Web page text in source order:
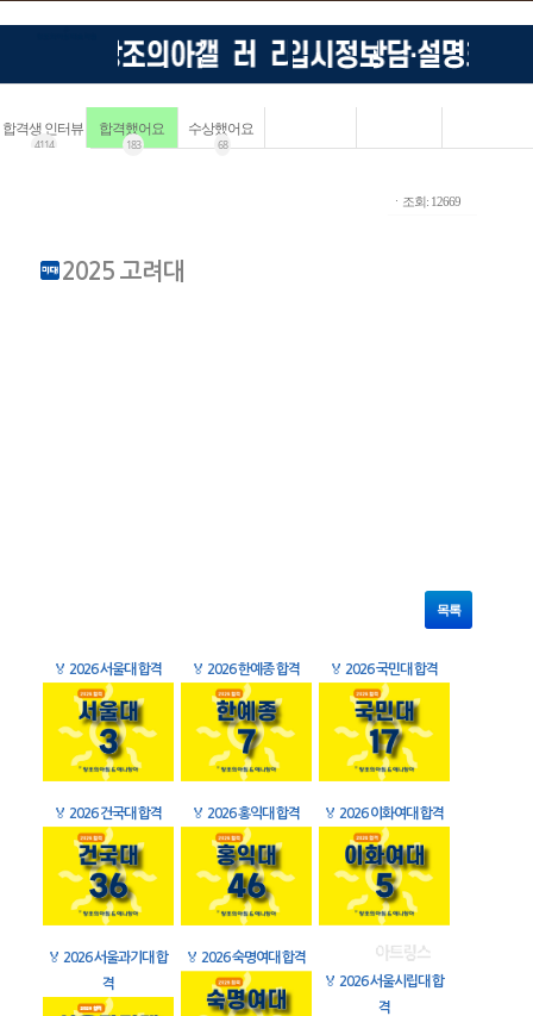
합격생 인터뷰
4114
합격했어요
183
수상했어요
68
ㆍ조회: 12669
2025 고려대
목록
🏅 2026 서울대 합격 🏅 2026 한예종 합격 🏅 2026 국민대 합격
🏅 2026 건국대 합격 🏅 2026 홍익대 합격 🏅 2026 이화여대 합격
🏅 2026 서울과기대 합
격
🏅 2026 숙명여대 합격
🏅 2026 서울시립대 합
격